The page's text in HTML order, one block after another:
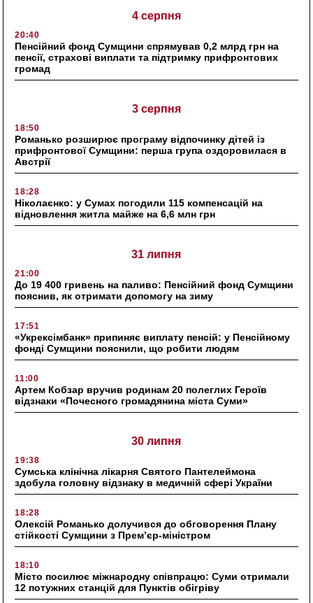
4 серпня
20:40
Пенсійний фонд Сумщини спрямував 0,2 млрд грн на
пенсії, страхові виплати та підтримку прифронтових
громад
3 серпня
18:50
Романько розширює програму відпочинку дітей із
прифронтової Сумщини: перша група оздоровилася в
Австрії
18:28
Ніколаєнко: у Сумах погодили 115 компенсацій на
відновлення житла майже на 6,6 млн грн
31 липня
21:00
До 19 400 гривень на паливо: Пенсійний фонд Сумщини
пояснив, як отримати допомогу на зиму
17:51
«Укрексімбанк» припиняє виплату пенсій: у Пенсійному
фонді Сумщини пояснили, що робити людям
11:00
Артем Кобзар вручив родинам 20 полеглих Героїв
відзнаки «Почесного громадянина міста Суми»
30 липня
19:38
Сумська клінічна лікарня Святого Пантелеймона
здобула головну відзнаку в медичній сфері України
18:28
Олексій Романько долучився до обговорення Плану
стійкості Сумщини з Прем’єр-міністром
18:10
Місто посилює міжнародну співпрацю: Суми отримали
12 потужних станцій для Пунктів обігріву